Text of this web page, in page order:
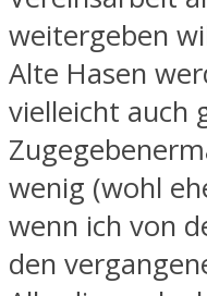
weitergeben
Alte Hasen
vielleicht auch
wenig (wohl
wenn ich von
den